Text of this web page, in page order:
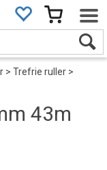
>Trefrie ruller>
43m